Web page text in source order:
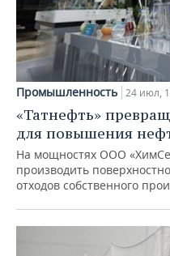
Промышленность 24 июл,
«Татнефть»
для повышения
На мощностях ООО
производить
отходов собственного